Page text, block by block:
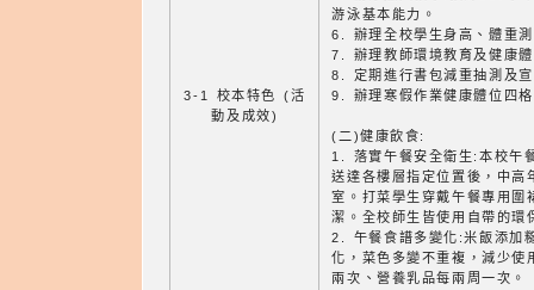
3-1 校本特色 (活
動及成效)
游泳基本能力。
6. 辦理全校學生身高、體重
7. 辦理教師環境教育及健康
8. 定期進行書包減重抽測及
9. 辦理寒假作業健康體位四
(二)健康飲食:
1. 落實午餐安全衛生:本校午
送達各樓層指定位置後，中高
室。打菜學生穿戴午餐專用圍
潔。全校師生皆使用自帶的環
2. 午餐食譜多變化:米飯添加
化，菜色多變不重複，減少使
兩次、營養乳品每兩周一次。